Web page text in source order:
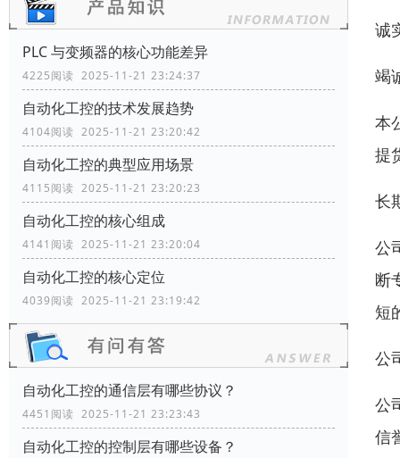
PLC 与变频器的核心功能差异
4225阅读 2025-11-21 23:24:37
自动化工控的技术发展趋势
4104阅读 2025-11-21 23:20:42
自动化工控的典型应用场景
4115阅读 2025-11-21 23:20:23
自动化工控的核心组成
4141阅读 2025-11-21 23:20:04
自动化工控的核心定位
4039阅读 2025-11-21 23:19:42
自动化工控的通信层有哪些协议？
4451阅读 2025-11-21 23:23:43
自动化工控的控制层有哪些设备？
诚
竭
本
提
长
公
断
短
公
公
信